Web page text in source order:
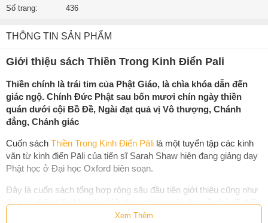
Số trang: 436
THÔNG TIN SẢN PHẨM
Giới thiệu sách Thiền Trong Kinh Điển Pali
Thiền chính là trái tim của Phật Giáo, là chìa khóa dẫn đến
giác ngộ. Chính Đức Phật sau bốn mươi chín ngày thiền
quán dưới cội Bồ Đề, Ngài đạt quả vị Vô thượng, Chánh
đẳng, Chánh giác
Cuốn sách Thiền Trong Kinh Điển Pāli là một tuyển tập các kinh
văn từ kinh điển Pāli của tiến sĩ Sarah Shaw hiện đang giảng dạy
Phật học ở Đại học Oxford biên soạn.
Đây là cuốn sách tổng hợp rộng sâu đầu tiên giới thiệu cũng như
đưa ra những lời khuyên thiết thực cho người đọc về chủ đề thiền
trong Nikāya - bộ kinh được nhiều chuyên gia lỗi lạc thế giới nhận
Xem Thêm